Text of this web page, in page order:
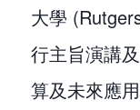
大學
行主旨演講
算及未來應